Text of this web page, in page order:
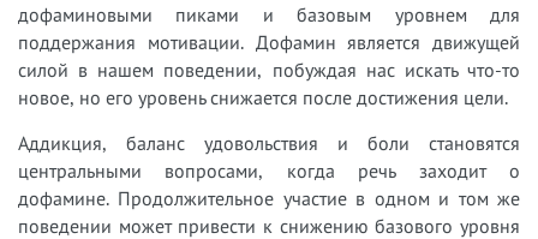
дофаминовыми пиками и базовым уровнем для
поддержания мотивации. Дофамин является движущей
силой в нашем поведении, побуждая нас искать что-то
новое, но его уровень снижается после достижения цели.
Аддикция, баланс удовольствия и боли становятся
центральными вопросами, когда речь заходит о
дофамине. Продолжительное участие в одном и том же
поведении может привести к снижению базового уровня